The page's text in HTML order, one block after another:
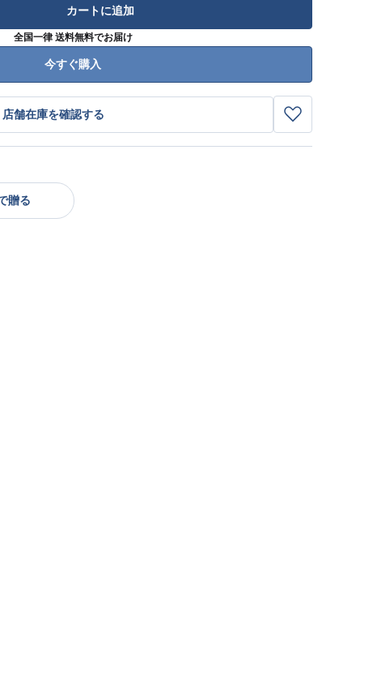
カートに追加
全国一律 送料無料でお届け
今すぐ購入
店舗在庫を確認する
贈る